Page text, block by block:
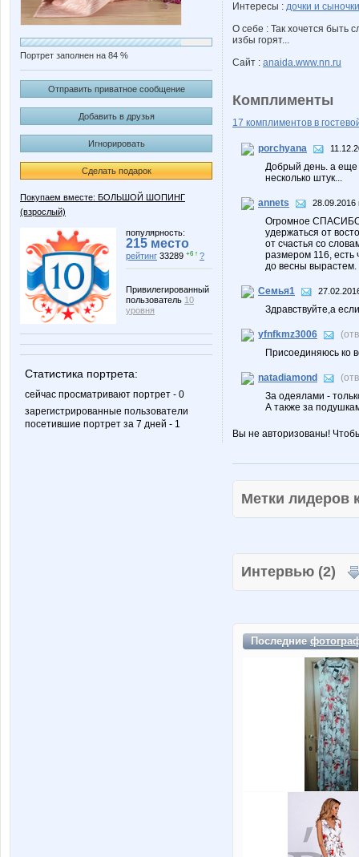
Портрет заполнен на 84 %
Отправить приватное сообщение
Добавить в друзья
Игнорировать
Сделать подарок
Покупаем вместе: БОЛЬШОЙ ШОПИНГ
(взрослый)
популярность:
215 место
рейтинг 33289 +6 ↑ ?
Привилегированный
пользователь 10
уровня
Статистика портрета:
сейчас просматривают портрет - 0
зарегистрированные пользователи
посетившие портрет за 7 дней - 1
Интересы : дочки и сыночки
О себе : Так хочется быть
избы горят...
Сайт : anaida.www.nn.ru
Комплименты
17 комплиментов в
porchyana
Добрый день. а еще
несколько штук...
annets 28.09.2016
Огромное СПАСИБО
удержаться от
от счастья со
размером 116, есть
до весны
Семья1
Здравствуйте,а
yfnfkmz3006
Присоединяюсь ко
natadiamond
За одеялами -
А также за
Вы не авторизованы!
Метки
Интервью (2)
Последние